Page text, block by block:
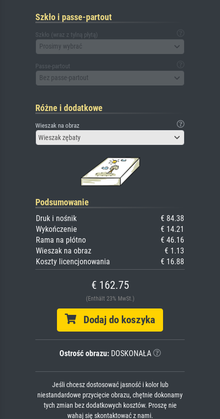
Szkło i passe-partout
Szkło (wraz z tylną płytą)
Prosimy wybrać
Passe-partout
Bez passe-partout
Różne i dodatkowe
Wieszak na obraz
Wieszak zębaty
Podsumowanie
Druk i nośnik
€ 84.38
Wykończenie
€ 14.21
Rama na płótno
€ 46.16
Wieszak na obraz
€ 1.13
Koszty licencjonowania
€ 16.88
€ 162.75
(Enthält 23% MwSt.)
Dodaj do koszyka
Ostrość obrazu:DOSKONAŁA
Jeśli chcesz dostosować jasność i kolor lub
niestandardowe przycięcie obrazu, chętnie dokonamy
tych zmian bez dodatkowych kosztów. Proszę nie
wahaj się skontaktować z nami.